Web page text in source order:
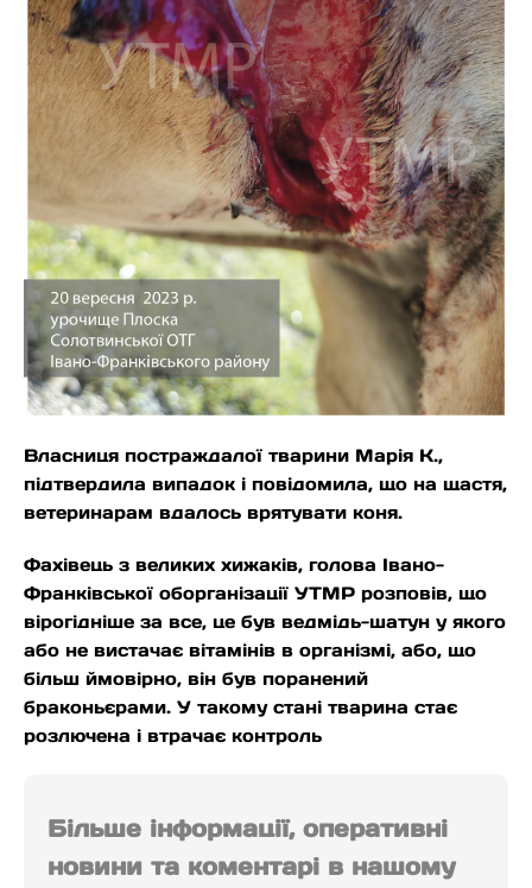
Власниця постраждалої тварини Марія К.,
підтвердила випадок і повідомила, що на щастя,
ветеринарам вдалось врятувати коня.
Фахівець з великих хижаків, голова Івано-
Франківської оборганізації УТМР розповів, що
вірогідніше за все, це був ведмідь-шатун у якого
або не вистачає вітамінів в організмі, або, що
більш ймовірно, він був поранений
браконьєрами. У такому стані тварина стає
розлючена і втрачає контроль
Більше інформації, оперативні
новини та коментарі в нашому